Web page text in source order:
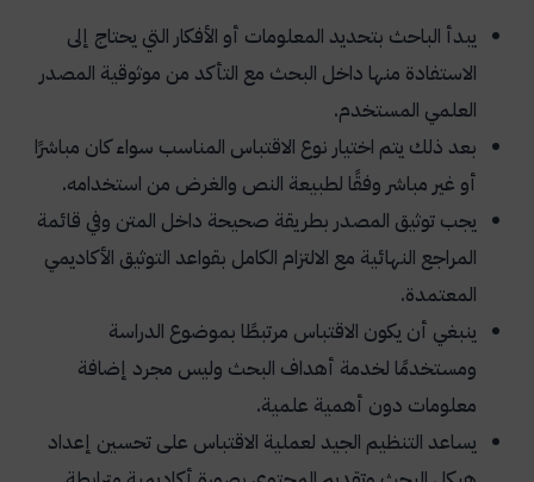
يبدأ الباحث بتحديد المعلومات أو الأفكار التي يحتاج إلى
الاستفادة منها داخل البحث مع التأكد من موثوقية المصدر
العلمي المستخدم.
بعد ذلك يتم اختيار نوع الاقتباس المناسب سواء كان مباشرًا
أو غير مباشر وفقًا لطبيعة النص والغرض من استخدامه.
يجب توثيق المصدر بطريقة صحيحة داخل المتن وفي قائمة
المراجع النهائية مع الالتزام الكامل بقواعد التوثيق الأكاديمي
المعتمدة.
ينبغي أن يكون الاقتباس مرتبطًا بموضوع الدراسة
ومستخدمًا لخدمة أهداف البحث وليس مجرد إضافة
معلومات دون أهمية علمية.
يساعد التنظيم الجيد لعملية الاقتباس على تحسين إعداد